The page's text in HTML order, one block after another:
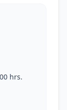
hrs.